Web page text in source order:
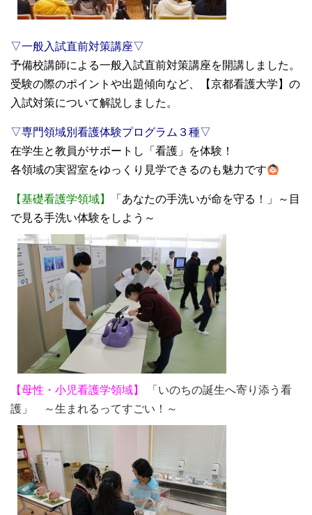
▽一般入試直前対策講座▽
予備校講師による一般入試直前対策講座を開講しました。
受験の際のポイントや出題傾向など、【京都看護大学】の
入試対策について解説しました。
▽専門領域別看護体験プログラム３種▽
在学生と教員がサポートし「看護」を体験！
各領域の実習室をゆっくり見学できるのも魅力です
【基礎看護学領域】
「あなたの手洗いが命を守る！」～目
で見る手洗い体験をしよう～
【母性・小児看護学領域】
「いのちの誕生へ寄り添う看
護」 ～生まれるってすごい！～